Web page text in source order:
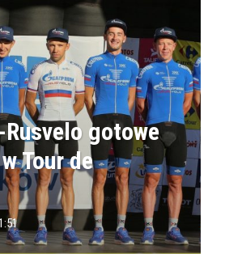
gotowe
Tour de